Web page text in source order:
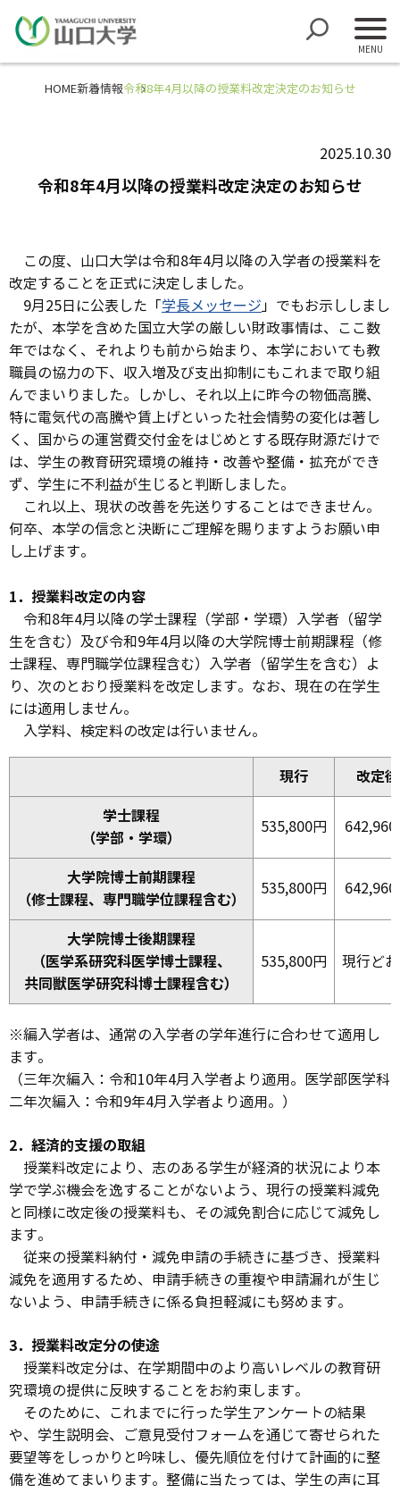
HOME新着情報令和8年4月以降の授業料改定決定のお知らせ
2025.10.30
令和8年4月以降の授業料改定決定のお知らせ
この度、山口大学は令和8年4月以降の入学者の授業料を
改定することを正式に決定しました。
9月25日に公表した「学長メッセージ」でもお示ししまし
たが、本学を含めた国立大学の厳しい財政事情は、ここ数
年ではなく、それよりも前から始まり、本学においても教
職員の協力の下、収入増及び支出抑制にもこれまで取り組
んでまいりました。しかし、それ以上に昨今の物価高騰、
特に電気代の高騰や賃上げといった社会情勢の変化は著し
く、国からの運営費交付金をはじめとする既存財源だけで
は、学生の教育研究環境の維持・改善や整備・拡充ができ
ず、学生に不利益が生じると判断しました。
これ以上、現状の改善を先送りすることはできません。
何卒、本学の信念と決断にご理解を賜りますようお願い申
し上げます。
1．授業料改定の内容
令和8年4月以降の学士課程（学部・学環）入学者（留学
生を含む）及び令和9年4月以降の大学院博士前期課程（修
士課程、専門職学位課程含む）入学者（留学生を含む）よ
り、次のとおり授業料を改定します。なお、現在の在学生
には適用しません。
入学料、検定料の改定は行いません。
現行 改定後
学士課程
（学部・学環）
535,800円 642,960
大学院博士前期課程
（修士課程、専門職学位課程含む）
535,800円 642,960
大学院博士後期課程
（医学系研究科医学博士課程、
共同獣医学研究科博士課程含む）
535,800円 現行ど
※編入学者は、通常の入学者の学年進行に合わせて適用し
ます。
（三年次編入：令和10年4月入学者より適用。医学部医学科
二年次編入：令和9年4月入学者より適用。）
2．経済的支援の取組
授業料改定により、志のある学生が経済的状況により本
学で学ぶ機会を逸することがないよう、現行の授業料減免
と同様に改定後の授業料も、その減免割合に応じて減免し
ます。
従来の授業料納付・減免申請の手続きに基づき、授業料
減免を適用するため、申請手続きの重複や申請漏れが生じ
ないよう、申請手続きに係る負担軽減にも努めます。
3．授業料改定分の使途
授業料改定分は、在学期間中のより高いレベルの教育研
究環境の提供に反映することをお約束します。
そのために、これまでに行った学生アンケートの結果
や、学生説明会、ご意見受付フォームを通じて寄せられた
要望等をしっかりと吟味し、優先順位を付けて計画的に整
備を進めてまいります。整備に当たっては、学生の声に耳